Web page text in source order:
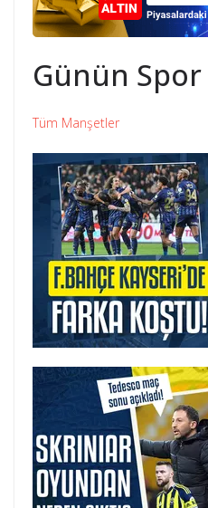
Günün
Tüm Manşetler